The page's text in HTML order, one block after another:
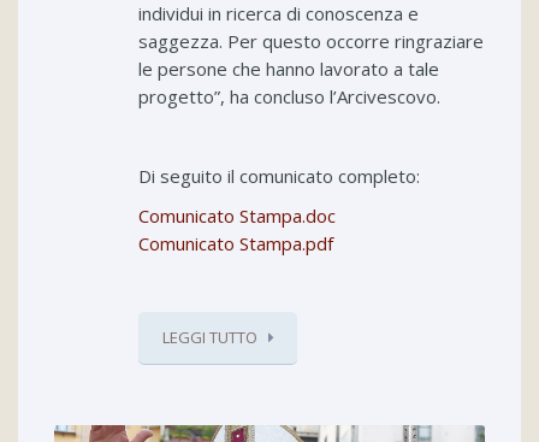
individui in ricerca di conoscenza e
saggezza. Per questo occorre ringraziare
le persone che hanno lavorato a tale
progetto”, ha concluso l’Arcivescovo.
Di seguito il comunicato completo:
Comunicato Stampa.doc
Comunicato Stampa.pdf
LEGGI TUTTO